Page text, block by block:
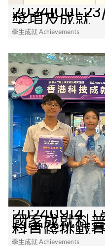
20241001
獎項及成就
學生成就 Achievements
20240914「
國家成就科
科實踐挑戰
學生成就 Achievements